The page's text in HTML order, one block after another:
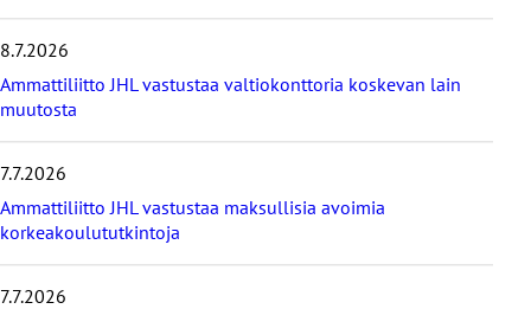
i
s
i
ä
t
u
u
t
i
8.7.2026
Ammattiliitto JHL vastustaa valtiokonttoria koskevan lain
muutosta
7.7.2026
Ammattiliitto JHL vastustaa maksullisia avoimia
korkeakoulututkintoja
7.7.2026